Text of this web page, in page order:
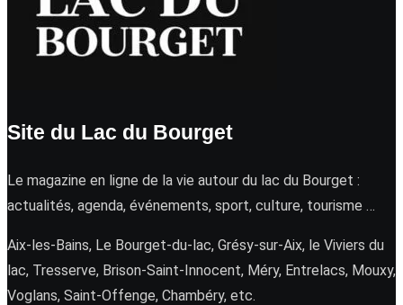
Site du Lac du Bourget
Le magazine en ligne de la vie autour du lac du Bourget :
actualités, agenda, événements, sport, culture, tourisme …
Aix-les-Bains, Le Bourget-du-lac, Grésy-sur-Aix, le Viviers du
lac, Tresserve, Brison-Saint-Innocent, Méry, Entrelacs, Mouxy,
Voglans, Saint-Offenge, Chambéry, etc.